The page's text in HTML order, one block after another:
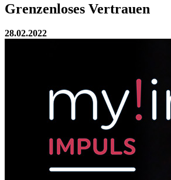
Grenzenloses Vertrauen
28.02.2022